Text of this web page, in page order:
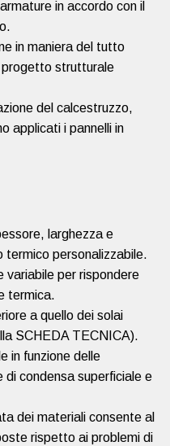
in accordo con il
in maniera del tutto
progetto strutturale
del calcestruzzo,
applicati i pannelli in
larghezza e
termico personalizzabile.
variabile per rispondere
termica.
a quello dei solai
SCHEDA TECNICA).
in funzione delle
condensa superficiale e
dei materiali consente al
rispetto ai problemi di